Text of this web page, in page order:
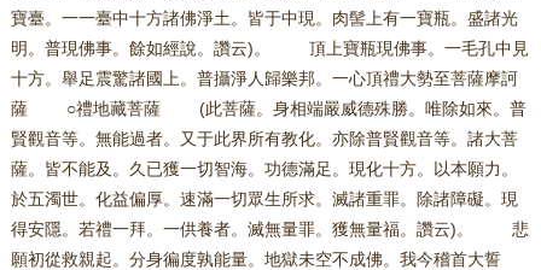
寶臺。一一臺中十方諸佛淨土。皆于中現。肉髻上有一寶瓶。盛諸光
明。普現佛事。餘如經說。讚云)。 頂上寶瓶現佛事。一毛孔中見
十方。舉足震驚諸國上。普攝淨人歸樂邦。一心頂禮大勢至菩薩摩訶
薩 ○禮地藏菩薩 (此菩薩。身相端嚴威德殊勝。唯除如來。普
賢觀音等。無能過者。又于此界所有教化。亦除普賢觀音等。諸大菩
薩。皆不能及。久已獲一切智海。功德滿足。現化十方。以本願力。
於五濁世。化益偏厚。速滿一切眾生所求。滅諸重罪。除諸障礙。現
得安隱。若禮一拜。一供養者。滅無量罪。獲無量福。讚云)。 悲
願初從救親起。分身徧度孰能量。地獄未空不成佛。我今稽首大誓